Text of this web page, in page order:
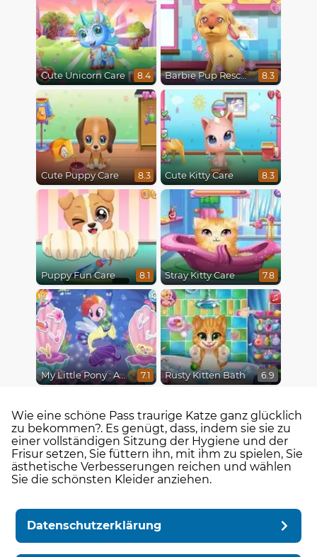
Cute Unicorn Care 8.4 Barbie Pup Rescue 8.3
Cute Puppy Care 8.3 Cute Kitty Care 8.3
Puppy Fun Care 8.1 Stray Kitty Care 7.8
My Little Pony : Adventures in Aquastria 7.1 Rusty Kitten Bath 6.9
Wie eine schöne Pass traurige Katze ganz glücklich
zu bekommen?. Es genügt, dass, indem sie sie zu
einer vollständigen Sitzung der Hygiene und der
Frisur setzen, Sie füttern ihn, mit ihm zu spielen, Sie
ästhetische Verbesserungen reichen und wählen
Sie die schönsten Kleider anziehen.
Datenschutzerklärung